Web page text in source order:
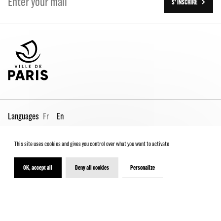
S' INSCRIRE
Languages Fr En
Pro page Contact us Legal
Terms and conditions
Spectator Charter
This site uses cookies and gives you control over what you want to activate
OK, accept all Deny all cookies Personalize